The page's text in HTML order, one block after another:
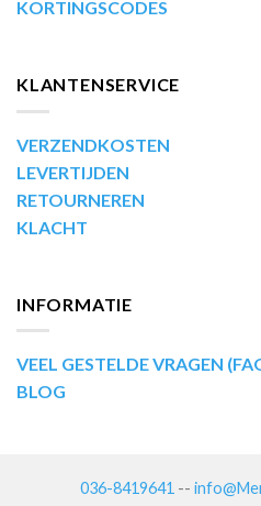
KORTINGSCODES
KLANTENSERVICE
VERZENDKOSTEN
LEVERTIJDEN
RETOURNEREN
KLACHT
INFORMATIE
VEEL GESTELDE VRAGEN
BLOG
036-8419641 --